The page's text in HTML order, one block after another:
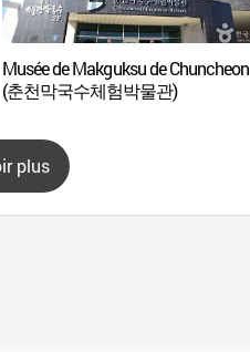
Musée de Makguksu de Chuncheon
(춘천막국수체험박물관)
plus